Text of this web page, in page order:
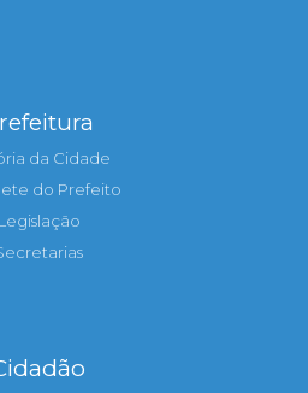
da Cidade
do Prefeito
Legislação